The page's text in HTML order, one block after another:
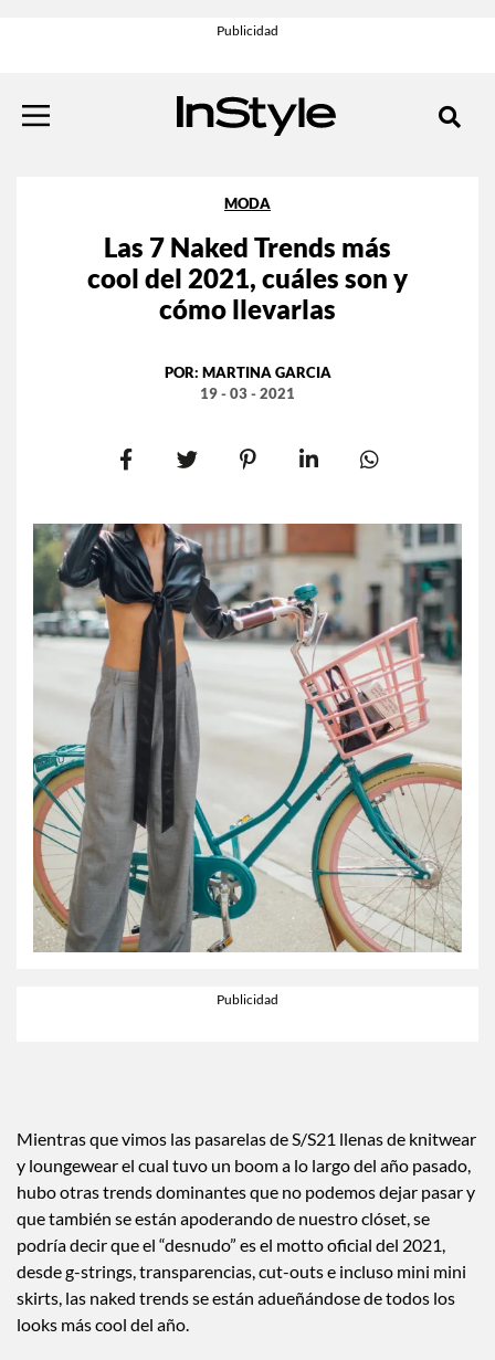
MODA
Las 7 Naked Trends más
cool del 2021, cuáles son y
cómo llevarlas
POR: MARTINA GARCIA
19 - 03 - 2021
Mientras que vimos las pasarelas de S/S21 llenas de knitwear
y loungewear el cual tuvo un boom a lo largo del año pasado,
hubo otras trends dominantes que no podemos dejar pasar y
que también se están apoderando de nuestro clóset, se
podría decir que el “desnudo” es el motto oficial del 2021,
desde g-strings, transparencias, cut-outs e incluso mini mini
skirts, las naked trends se están adueñándose de todos los
looks más cool del año.